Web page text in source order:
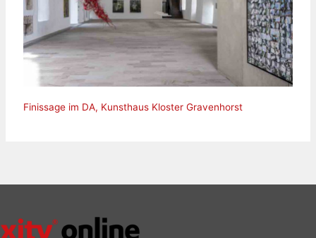
Finissage im DA, Kunsthaus Kloster Gravenhorst